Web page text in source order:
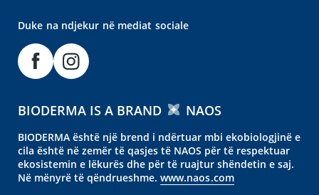
Duke na ndjekur në mediat sociale
BIODERMA IS A BRAND NAOS
BIODERMA është një brend i ndërtuar mbi ekobiologjinë e
cila është në zemër të qasjes të NAOS për të respektuar
ekosistemin e lëkurës dhe për të ruajtur shëndetin e saj.
Në mënyrë të qëndrueshme. www.naos.com